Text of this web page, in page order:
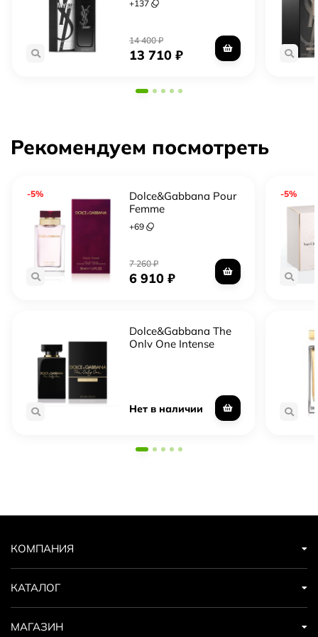
+137
14 400₽
13 710₽
Рекомендуем посмотреть
-5%
Dolce&Gabbana Pour
Femme
+69
7 260₽
6 910₽
Dolce&Gabbana The
Only One Intense
Нет в наличии
-5%
КОМПАНИЯ
КАТАЛОГ
МАГАЗИН